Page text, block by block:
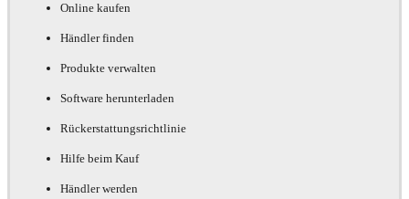
Online kaufen
Händler finden
Produkte verwalten
Software herunterladen
Rückerstattungsrichtlinie
Hilfe beim Kauf
Händler werden